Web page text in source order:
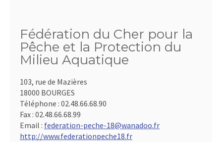
Fédération du Cher pour la
Pêche et la Protection du
Milieu Aquatique
103, rue de Mazières
18000 BOURGES
Téléphone : 02.48.66.68.90
Fax : 02.48.66.68.99
Email : federation-peche-18@wanadoo.fr
http://www.federationpeche18.fr